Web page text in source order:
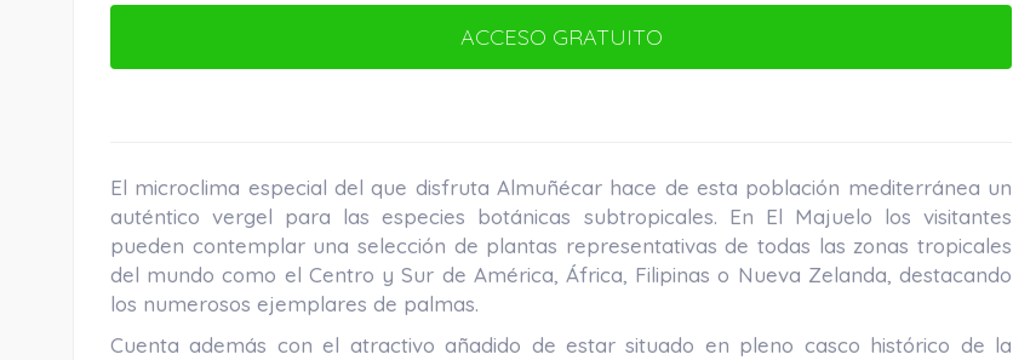
ACCESO GRATUITO
El microclima especial del que disfruta Almuñécar hace de esta población mediterránea un
auténtico vergel para las especies botánicas subtropicales. En El Majuelo los visitantes
pueden contemplar una selección de plantas representativas de todas las zonas tropicales
del mundo como el Centro y Sur de América, África, Filipinas o Nueva Zelanda, destacando
los numerosos ejemplares de palmas.
Cuenta además con el atractivo añadido de estar situado en pleno casco histórico de la